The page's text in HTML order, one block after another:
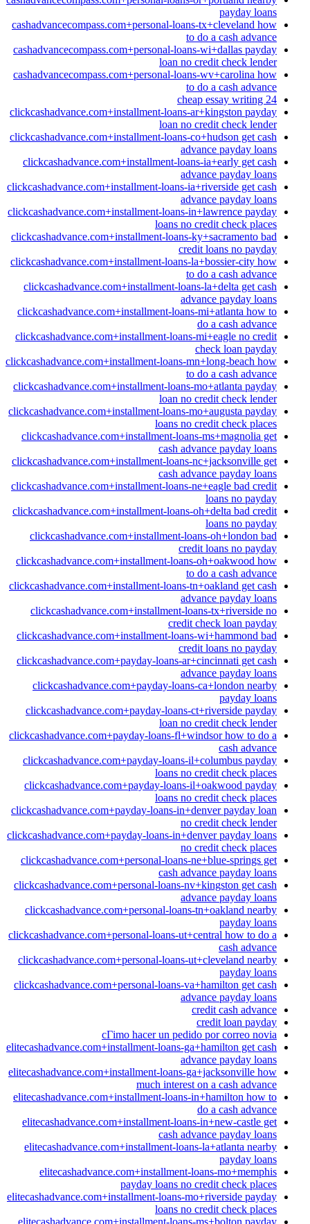
payday loans
cashadvancecompass.com+personal-loans-tx+cleveland how
to do a cash advance
cashadvancecompass.com+personal-loans-wi+dallas payday
loan no credit check lender
cashadvancecompass.com+personal-loans-wv+carolina how
to do a cash advance
cheap essay writing 24
clickcashadvance.com+installment-loans-ar+kingston payday
loan no credit check lender
clickcashadvance.com+installment-loans-co+hudson get cash
advance payday loans
clickcashadvance.com+installment-loans-ia+early get cash
advance payday loans
clickcashadvance.com+installment-loans-ia+riverside get cash
advance payday loans
clickcashadvance.com+installment-loans-in+lawrence payday
loans no credit check places
clickcashadvance.com+installment-loans-ky+sacramento bad
credit loans no payday
clickcashadvance.com+installment-loans-la+bossier-city how
to do a cash advance
clickcashadvance.com+installment-loans-la+delta get cash
advance payday loans
clickcashadvance.com+installment-loans-mi+atlanta how to
do a cash advance
clickcashadvance.com+installment-loans-mi+eagle no credit
check loan payday
clickcashadvance.com+installment-loans-mn+long-beach how
to do a cash advance
clickcashadvance.com+installment-loans-mo+atlanta payday
loan no credit check lender
clickcashadvance.com+installment-loans-mo+augusta payday
loans no credit check places
clickcashadvance.com+installment-loans-ms+magnolia get
cash advance payday loans
clickcashadvance.com+installment-loans-nc+jacksonville get
cash advance payday loans
clickcashadvance.com+installment-loans-ne+eagle bad credit
loans no payday
clickcashadvance.com+installment-loans-oh+delta bad credit
loans no payday
clickcashadvance.com+installment-loans-oh+london bad
credit loans no payday
clickcashadvance.com+installment-loans-oh+oakwood how
to do a cash advance
clickcashadvance.com+installment-loans-tn+oakland get cash
advance payday loans
clickcashadvance.com+installment-loans-tx+riverside no
credit check loan payday
clickcashadvance.com+installment-loans-wi+hammond bad
credit loans no payday
clickcashadvance.com+payday-loans-ar+cincinnati get cash
advance payday loans
clickcashadvance.com+payday-loans-ca+london nearby
payday loans
clickcashadvance.com+payday-loans-ct+riverside payday
loan no credit check lender
clickcashadvance.com+payday-loans-fl+windsor how to do a
cash advance
clickcashadvance.com+payday-loans-il+columbus payday
loans no credit check places
clickcashadvance.com+payday-loans-il+oakwood payday
loans no credit check places
clickcashadvance.com+payday-loans-in+denver payday loan
no credit check lender
clickcashadvance.com+payday-loans-in+denver payday loans
no credit check places
clickcashadvance.com+personal-loans-ne+blue-springs get
cash advance payday loans
clickcashadvance.com+personal-loans-nv+kingston get cash
advance payday loans
clickcashadvance.com+personal-loans-tn+oakland nearby
payday loans
clickcashadvance.com+personal-loans-ut+central how to do a
cash advance
clickcashadvance.com+personal-loans-ut+cleveland nearby
payday loans
clickcashadvance.com+personal-loans-va+hamilton get cash
advance payday loans
credit cash advance
credit loan payday
cГіmo hacer un pedido por correo novia
elitecashadvance.com+installment-loans-ga+hamilton get cash
advance payday loans
elitecashadvance.com+installment-loans-ga+jacksonville how
much interest on a cash advance
elitecashadvance.com+installment-loans-in+hamilton how to
do a cash advance
elitecashadvance.com+installment-loans-in+new-castle get
cash advance payday loans
elitecashadvance.com+installment-loans-la+atlanta nearby
payday loans
elitecashadvance.com+installment-loans-mo+memphis
payday loans no credit check places
elitecashadvance.com+installment-loans-mo+riverside payday
loans no credit check places